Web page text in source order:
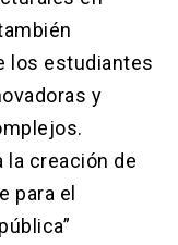
los estudiantes
y
la creación de
para el